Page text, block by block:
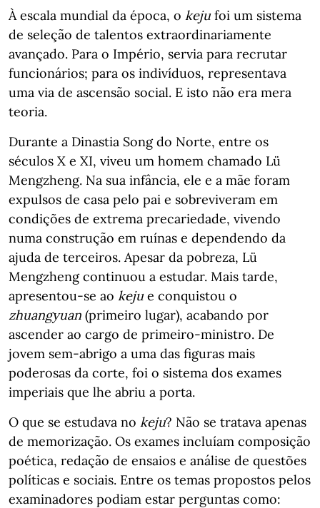
À escala mundial da época, o kejufoi um sistema
de seleção de talentos extraordinariamente
avançado. Para o Império, servia para recrutar
funcionários; para os indivíduos, representava
uma via de ascensão social. E isto não era mera
teoria.
Durante a Dinastia Song do Norte, entre os
séculos X e XI, viveu um homem chamado Lü
Mengzheng. Na sua infância, ele e a mãe foram
expulsos de casa pelo pai e sobreviveram em
condições de extrema precariedade, vivendo
numa construção em ruínas e dependendo da
ajuda de terceiros. Apesar da pobreza, Lü
Mengzheng continuou a estudar. Mais tarde,
apresentou-se ao kejue conquistou o
zhuangyuan (primeiro lugar), acabando por
ascender ao cargo de primeiro-ministro. De
jovem sem-abrigo a uma das figuras mais
poderosas da corte, foi o sistema dos exames
imperiais que lhe abriu a porta.
O que se estudava no keju? Não se tratava apenas
de memorização. Os exames incluíam composição
poética, redação de ensaios e análise de questões
políticas e sociais. Entre os temas propostos pelos
examinadores podiam estar perguntas como: